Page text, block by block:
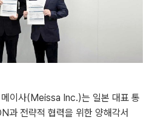
이사(Meissa Inc.)는 일본 대표 통
전략적 협력을 위한 양해각서